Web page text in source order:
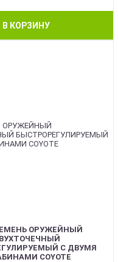
В КОРЗИНУ
ОРУЖЕЙНЫЙ
С ДВУМЯ
COYOTE